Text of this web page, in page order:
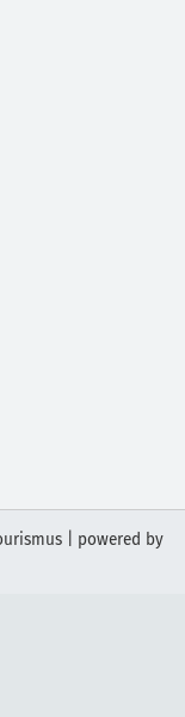
| powered by